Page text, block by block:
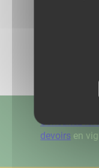
Consultez ici
devoirs en